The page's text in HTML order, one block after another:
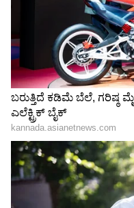
Shetty speech |
ಶೇ.50 ರಿಂದ ಶೇ.18
ಟ್ರಂಪ್ ಐತಿಹಾಸಿಕ
Trade Deal | Party